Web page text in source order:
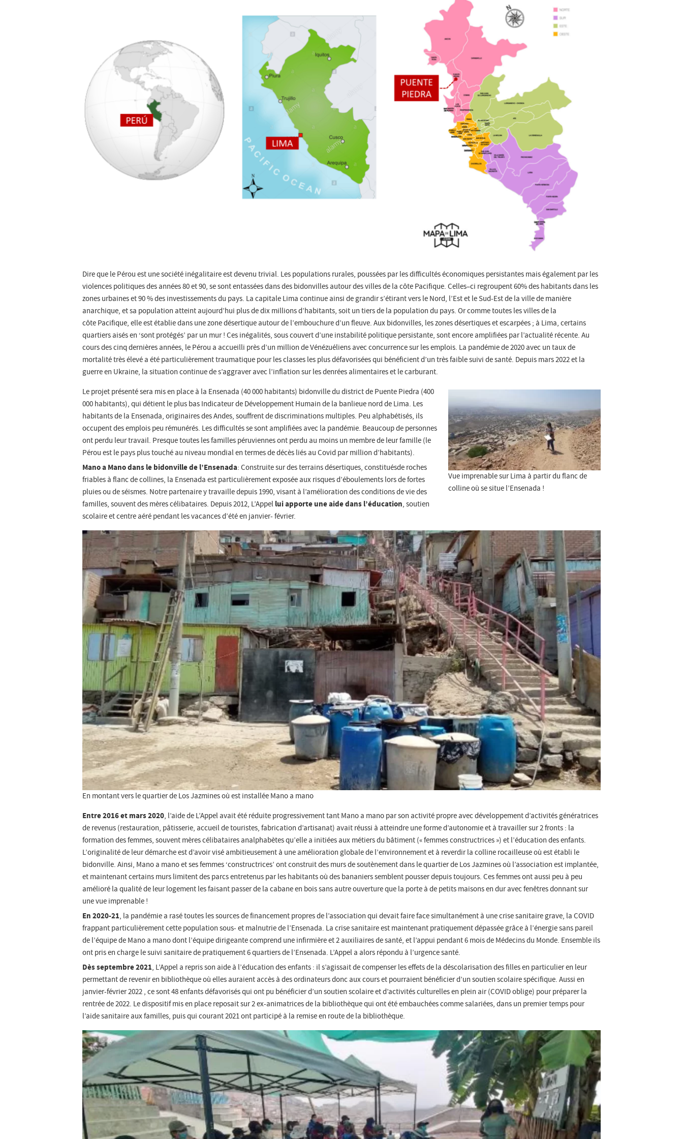
Dire que le Pérou est une société inégalitaire est devenu trivial. Les populations rurales, poussées par les difficultés économiques persistantes mais également par les
violences politiques des années 80 et 90, se sont entassées dans des bidonvilles autour des villes de la côte Pacifique. Celles–ci regroupent 60% des habitants dans les
zones urbaines et 90 % des investissements du pays. La capitale Lima continue ainsi de grandir s’étirant vers le Nord, l’Est et le Sud-Est de la ville de manière
anarchique, et sa population atteint aujourd’hui plus de dix millions d’habitants, soit un tiers de la population du pays. Or comme toutes les villes de la
côte Pacifique, elle est établie dans une zone désertique autour de l’embouchure d’un fleuve. Aux bidonvilles, les zones désertiques et escarpées ; à Lima, certains
quartiers aisés en ‘sont protégés’ par un mur ! Ces inégalités, sous couvert d’une instabilité politique persistante, sont encore amplifiées par l’actualité récente. Au
cours des cinq dernières années, le Pérou a accueilli près d’un million de Vénézuéliens avec concurrence sur les emplois. La pandémie de 2020 avec un taux de
mortalité très élevé a été particulièrement traumatique pour les classes les plus défavorisées qui bénéficient d’un très faible suivi de santé. Depuis mars 2022 et la
guerre en Ukraine, la situation continue de s’aggraver avec l’inflation sur les denrées alimentaires et le carburant.
Vue imprenable sur Lima à partir du flanc de
colline où se situe l’Ensenada !
Le projet présenté sera mis en place à la Ensenada (40 000 habitants) bidonville du district de Puente Piedra (400
000 habitants), qui détient le plus bas Indicateur de Développement Humain de la banlieue nord de Lima. Les
habitants de la Ensenada, originaires des Andes, souffrent de discriminations multiples. Peu alphabétisés, ils
occupent des emplois peu rémunérés. Les difficultés se sont amplifiées avec la pandémie. Beaucoup de personnes
ont perdu leur travail. Presque toutes les familles péruviennes ont perdu au moins un membre de leur famille (le
Pérou est le pays plus touché au niveau mondial en termes de décès liés au Covid par million d’habitants).
Mano a Mano dans le bidonville de l’Ensenada: Construite sur des terrains désertiques, constituésde roches
friables à flanc de collines, la Ensenada est particulièrement exposée aux risques d’éboulements lors de fortes
pluies ou de séismes. Notre partenaire y travaille depuis 1990, visant à l’amélioration des conditions de vie des
familles, souvent des mères célibataires. Depuis 2012, L’Appel lui apporte une aide dans l’éducation, soutien
scolaire et centre aéré pendant les vacances d’été en janvier- février.
En montant vers le quartier de Los Jazmines où est installée Mano a mano
Entre 2016 et mars 2020, l’aide de L’Appel avait été réduite progressivement tant Mano a mano par son activité propre avec développement d’activités génératrices
de revenus (restauration, pâtisserie, accueil de touristes, fabrication d’artisanat) avait réussi à atteindre une forme d’autonomie et à travailler sur 2 fronts : la
formation des femmes, souvent mères célibataires analphabètes qu’elle a initiées aux métiers du bâtiment (« femmes constructrices ») et l’éducation des enfants.
L’originalité de leur démarche est d’avoir visé ambitieusement à une amélioration globale de l’environnement et à reverdir la colline rocailleuse où est établi le
bidonville. Ainsi, Mano a mano et ses femmes ‘constructrices’ ont construit des murs de soutènement dans le quartier de Los Jazmines où l’association est implantée,
et maintenant certains murs limitent des parcs entretenus par les habitants où des bananiers semblent pousser depuis toujours. Ces femmes ont aussi peu à peu
amélioré la qualité de leur logement les faisant passer de la cabane en bois sans autre ouverture que la porte à de petits maisons en dur avec fenêtres donnant sur
une vue imprenable !
En 2020-21, la pandémie a rasé toutes les sources de financement propres de l’association qui devait faire face simultanément à une crise sanitaire grave, la COVID
frappant particulièrement cette population sous- et malnutrie de l’Ensenada. La crise sanitaire est maintenant pratiquement dépassée grâce à l’énergie sans pareil
de l’équipe de Mano a mano dont l’équipe dirigeante comprend une infirmière et 2 auxiliaires de santé, et l’appui pendant 6 mois de Médecins du Monde. Ensemble ils
ont pris en charge le suivi sanitaire de pratiquement 6 quartiers de l’Ensenada. L’Appel a alors répondu à l’urgence santé.
Dès septembre 2021, L’Appel a repris son aide à l’éducation des enfants : il s’agissait de compenser les effets de la déscolarisation des filles en particulier en leur
permettant de revenir en bibliothèque où elles auraient accès à des ordinateurs donc aux cours et pourraient bénéficier d’un soutien scolaire spécifique. Aussi en
janvier-février 2022 , ce sont 48 enfants défavorisés qui ont pu bénéficier d’un soutien scolaire et d’activités culturelles en plein air (COVID oblige) pour préparer la
rentrée de 2022. Le dispositif mis en place reposait sur 2 ex-animatrices de la bibliothèque qui ont été embauchées comme salariées, dans un premier temps pour
l’aide sanitaire aux familles, puis qui courant 2021 ont participé à la remise en route de la bibliothèque.